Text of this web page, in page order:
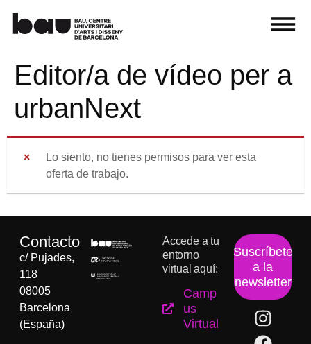
Editor/a de vídeo per a
urbanNext
Lo siento, no tienes permisos para ver esta
oferta de trabajo.
Contacto
c/ Pujades,
118
08005
Barcelona
(España)
Accede a tu
entorno
virtual aquí:
Camp
us
Virtual
Suscríbete
a la
newsletter